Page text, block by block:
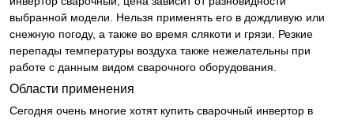
выбранной модели. Нельзя применять его в дождливую или
снежную погоду, а также во время слякоти и грязи. Резкие
перепады температуры воздуха также нежелательны при
работе с данным видом сварочного оборудования.
Области применения
Сегодня очень многие хотят купить сварочный инвертор в